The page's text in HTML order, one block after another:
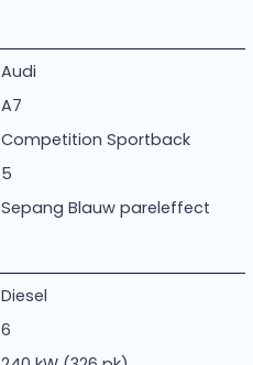
Audi
A7
Competition Sportback
5
Sepang Blauw pareleffect
Diesel
6